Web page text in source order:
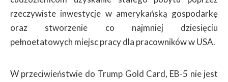
rzeczywiste inwestycje w amerykańską gospodarkę
oraz stworzenie co najmniej dziesięciu
pełnoetatowych miejsc pracy dla pracowników w USA.
W przeciwieństwie do Trump Gold Card, EB-5 nie jest